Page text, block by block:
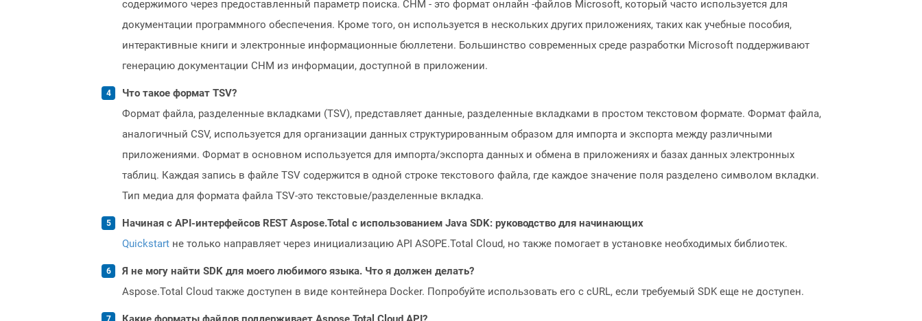
содержимого через предоставленный параметр поиска. CHM - это формат онлайн -файлов Microsoft, который часто используется для
документации программного обеспечения. Кроме того, он используется в нескольких других приложениях, таких как учебные пособия,
интерактивные книги и электронные информационные бюллетени. Большинство современных среде разработки Microsoft поддерживают
генерацию документации CHM из информации, доступной в приложении.
Что такое формат TSV?
Формат файла, разделенные вкладками (TSV), представляет данные, разделенные вкладками в простом текстовом формате. Формат файла,
аналогичный CSV, используется для организации данных структурированным образом для импорта и экспорта между различными
приложениями. Формат в основном используется для импорта/экспорта данных и обмена в приложениях и базах данных электронных
таблиц. Каждая запись в файле TSV содержится в одной строке текстового файла, где каждое значение поля разделено символом вкладки.
Тип медиа для формата файла TSV-это текстовые/разделенные вкладка.
Начиная с API-интерфейсов REST Aspose.Total с использованием Java SDK: руководство для начинающих
Quickstart не только направляет через инициализацию API ASOPE.Total Cloud, но также помогает в установке необходимых библиотек.
Я не могу найти SDK для моего любимого языка. Что я должен делать?
Aspose.Total Cloud также доступен в виде контейнера Docker. Попробуйте использовать его с cURL, если требуемый SDK еще не доступен.